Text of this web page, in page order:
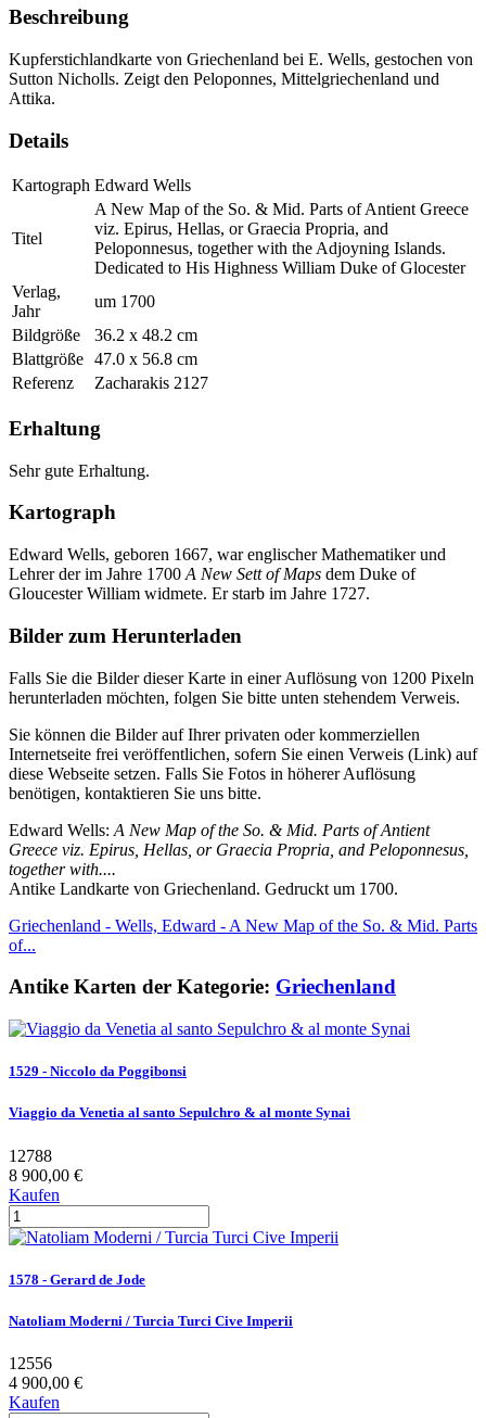
Beschreibung
Kupferstichlandkarte von Griechenland bei E. Wells, gestochen von
Sutton Nicholls. Zeigt den Peloponnes, Mittelgriechenland und
Attika.
Details
Kartograph Edward Wells
Titel
A New Map of the So. & Mid. Parts of Antient Greece
viz. Epirus, Hellas, or Graecia Propria, and
Peloponnesus, together with the Adjoyning Islands.
Dedicated to His Highness William Duke of Glocester
Verlag,
Jahr
um 1700
Bildgröße
36.2 x 48.2 cm
Blattgröße 47.0 x 56.8 cm
Referenz
Zacharakis 2127
Erhaltung
Sehr gute Erhaltung.
Kartograph
Edward Wells, geboren 1667, war englischer Mathematiker und
Lehrer der im Jahre 1700 A New Sett of Maps dem Duke of
Gloucester William widmete. Er starb im Jahre 1727.
Bilder zum Herunterladen
Falls Sie die Bilder dieser Karte in einer Auflösung von 1200 Pixeln
herunterladen möchten, folgen Sie bitte unten stehendem Verweis.
Sie können die Bilder auf Ihrer privaten oder kommerziellen
Internetseite frei veröffentlichen, sofern Sie einen Verweis (Link) auf
diese Webseite setzen. Falls Sie Fotos in höherer Auflösung
benötigen, kontaktieren Sie uns bitte.
Edward Wells: A New Map of the So. & Mid. Parts of Antient
Greece viz. Epirus, Hellas, or Graecia Propria, and Peloponnesus,
together with....
Antike Landkarte von Griechenland. Gedruckt um 1700.
Griechenland - Wells, Edward - A New Map of the So. & Mid. Parts
of...
Antike Karten der Kategorie: Griechenland
1529 - Niccolo da Poggibonsi
Viaggio da Venetia al santo Sepulchro & al monte Synai
12788
8 900,00 €
Kaufen
1578 - Gerard de Jode
Natoliam Moderni / Turcia Turci Cive Imperii
12556
4 900,00 €
Kaufen